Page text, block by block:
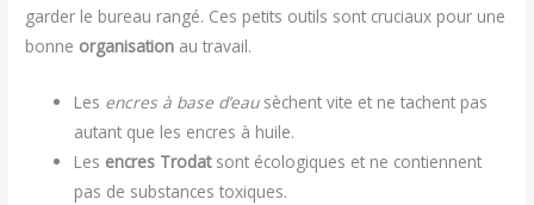
garder le bureau rangé. Ces petits outils sont cruciaux pour une
bonne organisation au travail.
Les encres à base d’eausèchent vite et ne tachent pas
autant que les encres à huile.
Les encres Trodatsont écologiques et ne contiennent
pas de substances toxiques.